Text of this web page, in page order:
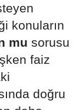
konuların
mu sorusu
faiz
doğru